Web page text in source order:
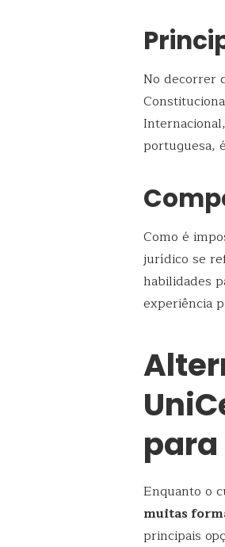
No decorrer
portuguesa,
Como é
jurídico se
habilidades
experiência
Enquanto o
muitas
principais